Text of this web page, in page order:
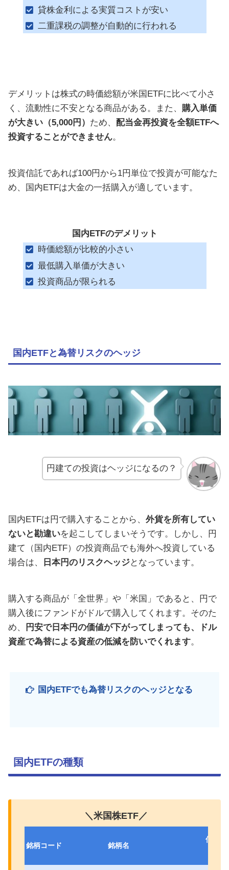
貸株金利による実質コストが安い
二重課税の調整が自動的に行われる
デメリットは株式の時価総額が米国ETFに比べて小さ
く、流動性に不安となる商品がある。また、 購入単価
が大きい（5,000円） ため、 配当金再投資を全額ETFへ
投資することができません。
投資信託であれば100円から1円単位で投資が可能なた
め、国内ETFは大金の一括購入が適しています。
国内ETFのデメリット
時価総額が比較的小さい
最低購入単価が大きい
投資商品が限られる
国内ETFと為替リスクのヘッジ
円建ての投資はヘッジになるの？
国内ETFは円で購入することから、 外貨を所有してい
ないと勘違いを起こしてしまいそうです。しかし、円
建て（国内ETF）の投資商品でも海外へ投資している
場合は、
日本円のリスクヘッジとなっています。
購入する商品が「全世界」や「米国」であると、円で
購入後にファンドがドルで購入してくれます。そのた
め、
円安で日本円の価値が下がってしまっても、ドル
資産で為替による資産の低減を防いでくれます。
国内ETFでも為替リスクのヘッジとなる
国内ETFの種類
＼米国株ETF／
銘柄コード 銘柄名
信託報